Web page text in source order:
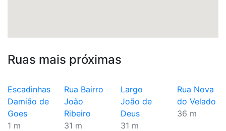
Ruas mais próximas
Escadinhas
Damião de
Goes
1 m
Rua Bairro
João
Ribeiro
31 m
Largo
João de
Deus
31 m
Rua Nova
do Velado
36 m